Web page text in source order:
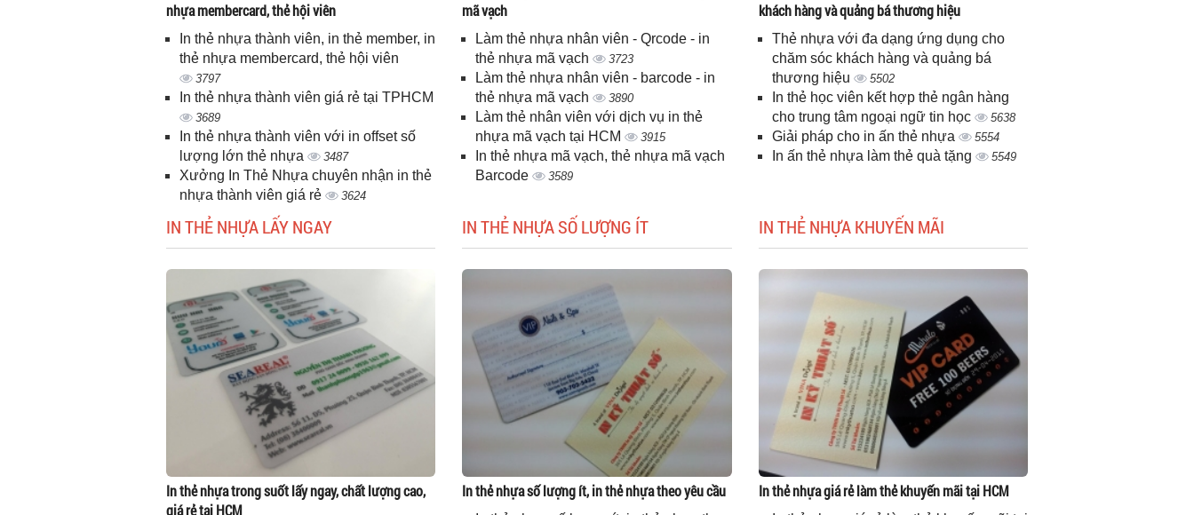
nhựa membercard, thẻ hội viên
In thẻ nhựa thành viên, in thẻ member, in
thẻ nhựa membercard, thẻ hội viên
3797
In thẻ nhựa thành viên giá rẻ tại TPHCM
3689
In thẻ nhựa thành viên với in offset số
lượng lớn thẻ nhựa
3487
Xưởng In Thẻ Nhựa chuyên nhận in thẻ
nhựa thành viên giá rẻ
3624
mã vạch
Làm thẻ nhựa nhân viên - Qrcode - in
thẻ nhựa mã vạch
3723
Làm thẻ nhựa nhân viên - barcode - in
thẻ nhựa mã vạch
3890
Làm thẻ nhân viên với dịch vụ in thẻ
nhựa mã vạch tại HCM
3915
In thẻ nhựa mã vạch, thẻ nhựa mã vạch
Barcode
3589
khách hàng và quảng bá thương hiệu
Thẻ nhựa với đa dạng ứng dụng cho
chăm sóc khách hàng và quảng bá
thương hiệu
5502
In thẻ học viên kết hợp thẻ ngân hàng
cho trung tâm ngoại ngữ tin học
5638
Giải pháp cho in ấn thẻ nhựa 5554
In ấn thẻ nhựa làm thẻ quà tặng 5549
IN THẺ NHỰA LẤY NGAY
In thẻ nhựa trong suốt lấy ngay, chất lượng cao,
giá rẻ tại HCM
IN THẺ NHỰA SỐ LƯỢNG ÍT
In thẻ nhựa số lượng ít, in thẻ nhựa theo yêu cầu
IN THẺ NHỰA KHUYẾN MÃI
In thẻ nhựa giá rẻ làm thẻ khuyến mãi tại HCM